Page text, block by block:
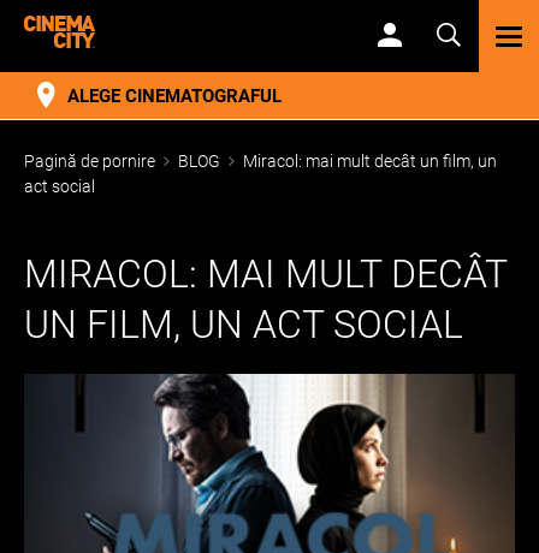
ALEGE CINEMATOGRAFUL
Pagină de pornire BLOG
Miracol: mai mult decât un film, un
act social
MIRACOL: MAI MULT DECÂT
UN FILM, UN ACT SOCIAL